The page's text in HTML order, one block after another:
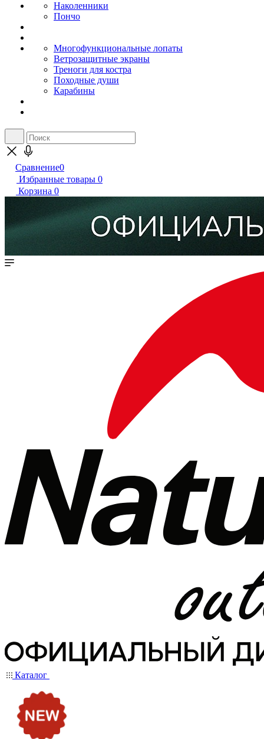
Наколенники
Пончо
Многофункциональные лопаты
Ветрозащитные экраны
Треноги для костра
Походные души
Карабины
Сравнение0
Избранные товары 0
Корзина 0
Каталог